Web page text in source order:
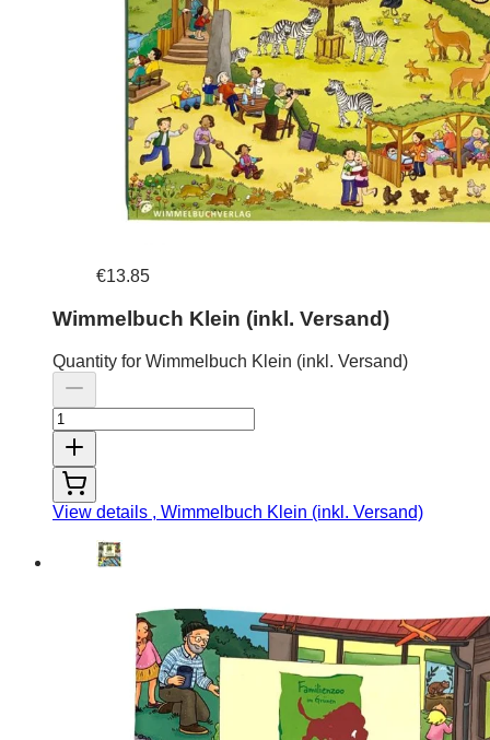
€13.85
Wimmelbuch Klein (inkl. Versand)
Quantity for Wimmelbuch Klein (inkl. Versand)
View details , Wimmelbuch Klein (inkl. Versand)